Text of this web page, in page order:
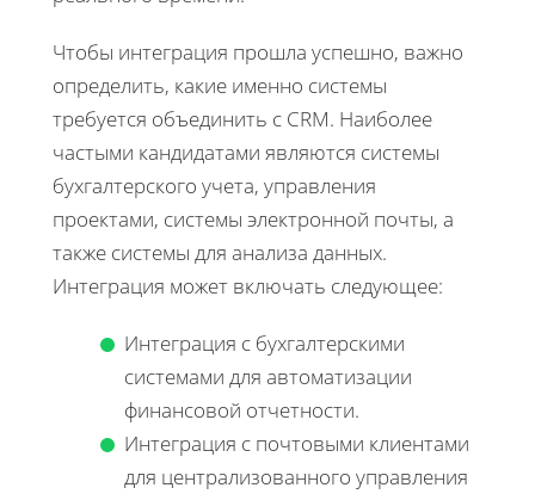
Чтобы интеграция прошла успешно, важно
определить, какие именно системы
требуется объединить с CRM. Наиболее
частыми кандидатами являются системы
бухгалтерского учета, управления
проектами, системы электронной почты, а
также системы для анализа данных.
Интеграция может включать следующее:
Интеграция с бухгалтерскими
системами для автоматизации
финансовой отчетности.
Интеграция с почтовыми клиентами
для централизованного управления